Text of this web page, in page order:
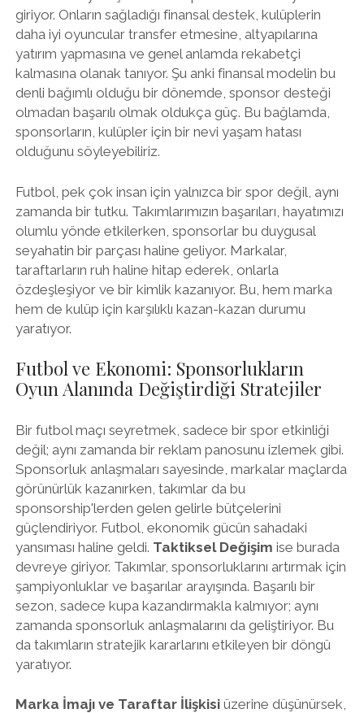
giriyor. Onların sağladığı finansal destek, kulüplerin
daha iyi oyuncular transfer etmesine, altyapılarına
yatırım yapmasına ve genel anlamda rekabetçi
kalmasına olanak tanıyor. Şu anki finansal modelin bu
denli bağımlı olduğu bir dönemde, sponsor desteği
olmadan başarılı olmak oldukça güç. Bu bağlamda,
sponsorların, kulüpler için bir nevi yaşam hatası
olduğunu söyleyebiliriz.
Futbol, pek çok insan için yalnızca bir spor değil, aynı
zamanda bir tutku. Takımlarımızın başarıları, hayatımızı
olumlu yönde etkilerken, sponsorlar bu duygusal
seyahatin bir parçası haline geliyor. Markalar,
taraftarların ruh haline hitap ederek, onlarla
özdeşleşiyor ve bir kimlik kazanıyor. Bu, hem marka
hem de kulüp için karşılıklı kazan-kazan durumu
yaratıyor.
Futbol ve Ekonomi: Sponsorlukların
Oyun Alanında Değiştirdiği Stratejiler
Bir futbol maçı seyretmek, sadece bir spor etkinliği
değil; aynı zamanda bir reklam panosunu izlemek gibi.
Sponsorluk anlaşmaları sayesinde, markalar maçlarda
görünürlük kazanırken, takımlar da bu
sponsorship'lerden gelen gelirle bütçelerini
güçlendiriyor. Futbol, ekonomik gücün sahadaki
yansıması haline geldi. Taktiksel Değişim ise burada
devreye giriyor. Takımlar, sponsorluklarını artırmak için
şampiyonluklar ve başarılar arayışında. Başarılı bir
sezon, sadece kupa kazandırmakla kalmıyor; aynı
zamanda sponsorluk anlaşmalarını da geliştiriyor. Bu
da takımların stratejik kararlarını etkileyen bir döngü
yaratıyor.
Marka İmajı ve Taraftar İlişkisiüzerine düşünürsek,